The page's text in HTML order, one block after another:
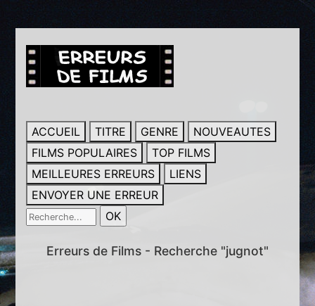
ACCUEIL TITRE GENRE
NOUVEAUTES
FILMS POPULAIRES
TOP FILMS
MEILLEURES ERREURS
LIENS
ENVOYER UNE ERREUR
Erreurs de Films - Recherche "jugnot"